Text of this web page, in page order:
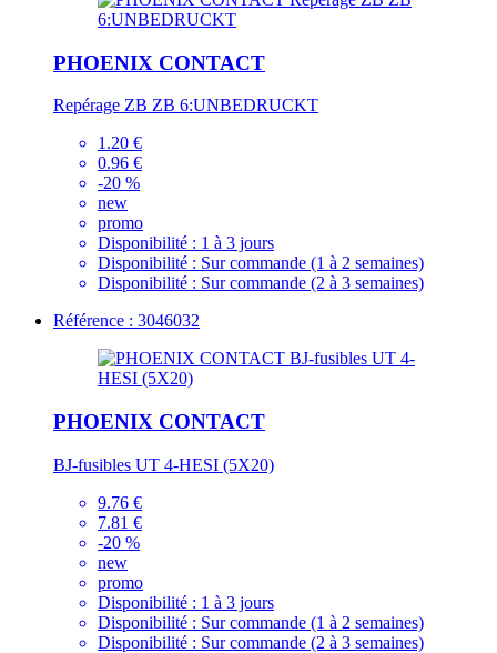
PHOENIX CONTACT
Repérage ZB ZB 6:UNBEDRUCKT
1.20 €
0.96 €
-20 %
new
promo
Disponibilité : 1 à 3 jours
Disponibilité : Sur commande (1 à 2 semaines)
Disponibilité : Sur commande (2 à 3 semaines)
Référence : 3046032
PHOENIX CONTACT
BJ-fusibles UT 4-HESI (5X20)
9.76 €
7.81 €
-20 %
new
promo
Disponibilité : 1 à 3 jours
Disponibilité : Sur commande (1 à 2 semaines)
Disponibilité : Sur commande (2 à 3 semaines)